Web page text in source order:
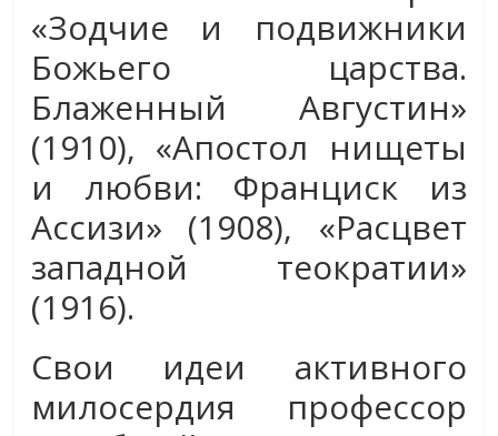
«Зодчие и подвижники
Божьего царства.
Блаженный Августин»
(1910), «Апостол нищеты
и любви: Франциск из
Ассизи» (1908), «Расцвет
западной теократии»
(1916).
Свои идеи активного
милосердия профессор